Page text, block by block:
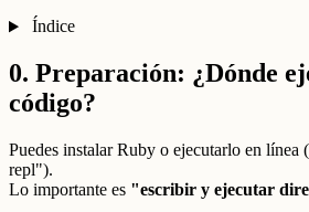
Índice
0. Preparación: ¿Dónde
código?
Puedes instalar Ruby o ejecutarlo en línea
repl").
Lo importante es "escribir y ejecutar